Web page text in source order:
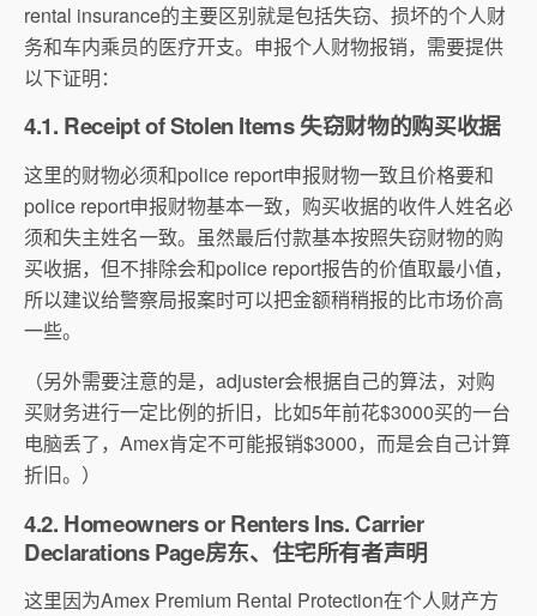
rental insurance的主要区别就是包括失窃、损坏的个人财
务和车内乘员的医疗开支。申报个人财物报销，需要提供
以下证明：
4.1. Receipt of Stolen Items 失窃财物的购买收据
这里的财物必须和police report申报财物一致且价格要和
police report申报财物基本一致，购买收据的收件人姓名必
须和失主姓名一致。虽然最后付款基本按照失窃财物的购
买收据，但不排除会和police report报告的价值取最小值，
所以建议给警察局报案时可以把金额稍稍报的比市场价高
一些。
（另外需要注意的是，adjuster会根据自己的算法，对购
买财务进行一定比例的折旧，比如5年前花$3000买的一台
电脑丢了，Amex肯定不可能报销$3000，而是会自己计算
折旧。）
4.2. Homeowners or Renters Ins. Carrier
Declarations Page房东、住宅所有者声明
这里因为Amex Premium Rental Protection在个人财产方